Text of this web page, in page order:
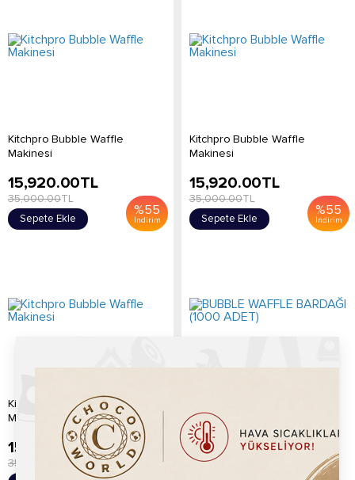
Kitchpro Bubble Waffle
Makinesi
%55
İndirim
15,920.00TL
35,000.00TL
Sepete Ekle
Kitchpro Bubble Waffle
Makinesi
%55
İndirim
15,920.00TL
35,000.00TL
Sepete Ekle
Kitchpro Bubble Waffle
Makinesi
15,920.00TL
35,000.00 TL
(1000 ADET)
3,950.00TL